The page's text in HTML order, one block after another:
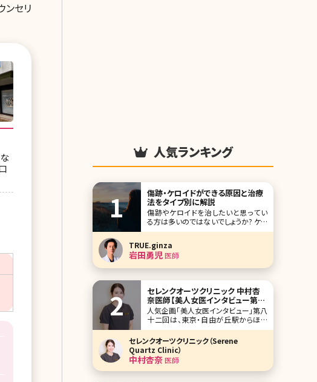
ンセリ
人気ランキング
傷跡・ケロイドができる原因と治療
法をタイプ別に解説
傷跡やケロイドを治したいと思ってい
る方は多いのではないでしょうか? ケガ
や水ぼうそう、ニキビ、手術、帝王切開、
に程度の差はあれ傷跡があるかと思
います。そもそも傷跡とケロイドの違い
ってなんだろう、治療法はどんなもの
TRUE.ginza
岩田勇児医師
セレンクオーツクリニック 中村杏
奈医師【美人女医インタビュー第八
十二回】
人気企画「美人女医インタビュー」第八
十二回は、東京・自由が丘駅からほど
近いセレンクオーツクリニック（Serene
Quartz Clinic）で院長を務める中村杏
奈（なかむら あんな）先生です。 やわら
かな光が差し込む、ゆったりとした空間
で美しさも心も満たしてくれる「セレン
クオーツクリニック」。ク
セレンクオーツクリニック（Serene
Quartz Clinic）
中村杏奈医師